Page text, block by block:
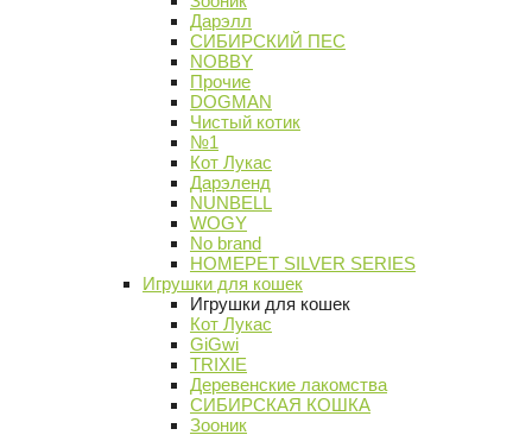
Дарэлл
СИБИРСКИЙ ПЕС
NOBBY
Прочие
DOGMAN
Чистый котик
№1
Кот Лукас
Дарэленд
NUNBELL
WOGY
No brand
HOMEPET SILVER SERIES
Игрушки для кошек
Игрушки для кошек
Кот Лукас
GiGwi
TRIXIE
Деревенские лакомства
СИБИРСКАЯ КОШКА
Зооник